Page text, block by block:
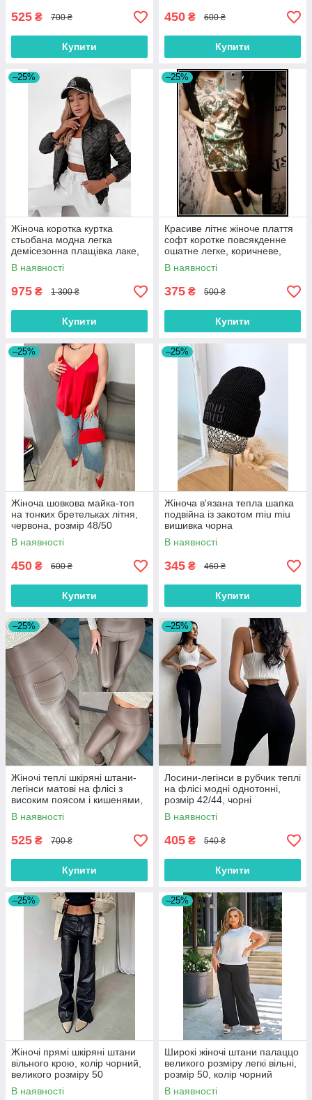
525 ₴ 700 ₴
Купити
450 ₴ 600 ₴
Купити
–25%
Жіноча коротка куртка
стьобана модна легка
демісезонна плащівка лаке,
чорна
В наявності
975 ₴ 1 300 ₴
Купити
–25%
Красиве літнє жіноче плаття
софт коротке повсякденне
ошатне легке, коричневе,
чорне, жовте, рожеве
В наявності
375 ₴ 500 ₴
Купити
–25%
Жіноча шовкова майка-топ
на тонких бретельках літня,
червона, розмір 48/50
В наявності
450 ₴ 600 ₴
Купити
–25%
Жіноча в'язана тепла шапка
подвійна із закотом miu miu
вишивка чорна
В наявності
345 ₴ 460 ₴
Купити
–25%
Жіночі теплі шкіряні штани-
легінси матові на флісі з
високим поясом і кишенями,
моко, розмір 48-50
В наявності
525 ₴ 700 ₴
Купити
–25%
Лосини-легінси в рубчик теплі
на флісі модні однотонні,
розмір 42/44, чорні
В наявності
405 ₴ 540 ₴
Купити
–25%
Жіночі прямі шкіряні штани
вільного крою, колір чорний,
великого розміру 50
В наявності
–25%
Широкі жіночі штани палаццо
великого розміру легкі вільні,
розмір 50, колір чорний
В наявності